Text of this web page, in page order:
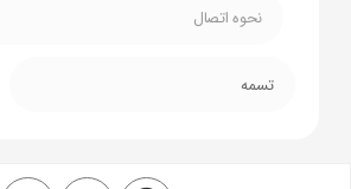
نحوه اتصال
تسمه